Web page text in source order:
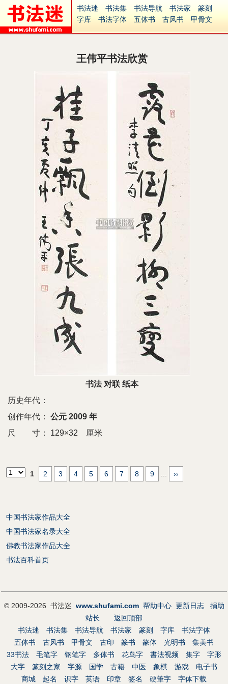
书法迷 书法集 书法导航 书法家
篆刻
字库
书法字体 五体书 古风书
甲骨文
集字
字形 大字 篆刻之家
古籍
中医 象棋 游戏
字体下载
中文字体
Ai矢量
南无阿弥陀佛
安全网站
繁體版
王伟平书法欣赏
书法 对联 纸本
历史年代：
创作年代：
公元 2009 年
尺 寸：
129×32 厘米
1 2 3 4 5 6 7 8 9 ››
中国书法家作品大全
中国书法家名录大全
佛教书法家作品大全
书法百科首页
© 2009-2026 书法迷 www.shufami.com 帮助中心 更新日志
捐助
站长
返回顶部
书法迷
书法集 书法导航 书法家 篆刻 字库
书法字体
五体书
古风书 甲骨文 古印 篆书 篆体 光明书
集美书
33书法
毛笔字 钢笔字 多体书 花鸟字 書法视频 集字
字形
大字
篆刻之家 字源 国学 古籍 中医 象棋 游戏
电子书
商城
起名 识字 英语 印章 签名 硬筆字 字体下载